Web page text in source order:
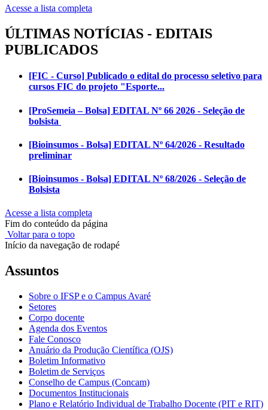
Acesse a lista completa
ÚLTIMAS NOTÍCIAS - EDITAIS
PUBLICADOS
[FIC - Curso] Publicado o edital do processo seletivo para
cursos FIC do projeto "Esporte...
[ProSemeia – Bolsa] EDITAL Nº 66 2026 - Seleção de
bolsista
[Bioinsumos - Bolsa] EDITAL Nº 64/2026 - Resultado
preliminar
[Bioinsumos - Bolsa] EDITAL Nº 68/2026 - Seleção de
Bolsista
Acesse a lista completa
Fim do conteúdo da página
Voltar para o topo
Início da navegação de rodapé
Assuntos
Sobre o IFSP e o Campus Avaré
Setores
Corpo docente
Agenda dos Eventos
Fale Conosco
Anuário da Produção Científica (OJS)
Boletim Informativo
Boletim de Serviços
Conselho de Campus (Concam)
Documentos Institucionais
Plano e Relatório Individual de Trabalho Docente (PIT e RIT)